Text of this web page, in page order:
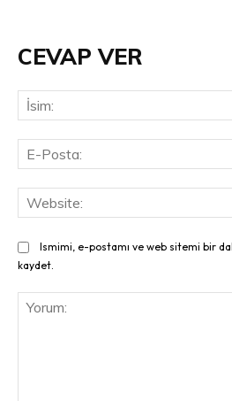
CEVAP VER
Ismimi, e-postamı ve web sitemi bir
kaydet.